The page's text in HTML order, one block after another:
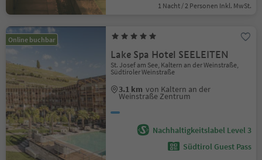
1 Nacht / 2 Personen Inkl. MwSt.
Online buchbar
Lake Spa Hotel SEELEITEN
St. Josef am See, Kaltern an der Weinstraße,
Südtiroler Weinstraße
3.1 km von Kaltern an der
Weinstraße Zentrum
Nachhaltigkeitslabel Level 3
Südtirol Guest Pass